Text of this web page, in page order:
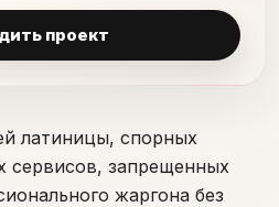
проект
латиницы, спорных
сервисов, запрещенных
жаргона без